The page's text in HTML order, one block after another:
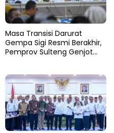
Masa Transisi Darurat
Gempa Sigi Resmi Berakhir,
Pemprov Sulteng Genjot